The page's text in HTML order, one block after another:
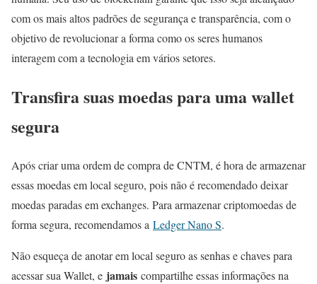
com os mais altos padrões de segurança e transparência, com o
objetivo de revolucionar a forma como os seres humanos
interagem com a tecnologia em vários setores.
Transfira suas moedas para uma wallet
segura
Após criar uma ordem de compra de CNTM, é hora de armazenar
essas moedas em local seguro, pois não é recomendado deixar
moedas paradas em exchanges. Para armazenar criptomoedas de
forma segura, recomendamos a Ledger Nano S.
Não esqueça de anotar em local seguro as senhas e chaves para
acessar sua Wallet, e jamais compartilhe essas informações na